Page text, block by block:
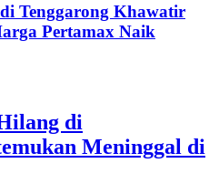
Tenggarong Khawatir
Pertamax Naik
di
Meninggal di